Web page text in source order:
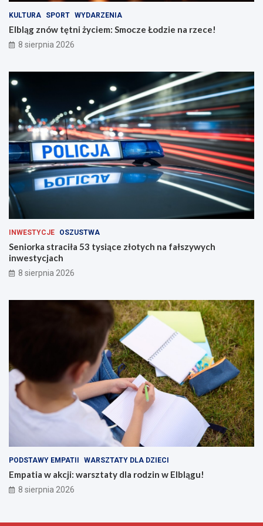
n
d
r
a
c
!
KULTURA SPORT WYDARZENIA
Elbląg znów tętni życiem: Smocze Łodzie na rzece!
8 sierpnia 2026
INWESTYCJE OSZUSTWA
Seniorka straciła 53 tysiące złotych na fałszywych
inwestycjach
8 sierpnia 2026
PODSTAWY EMPATII WARSZTATY DLA DZIECI
Empatia w akcji: warsztaty dla rodzin w Elblągu!
8 sierpnia 2026